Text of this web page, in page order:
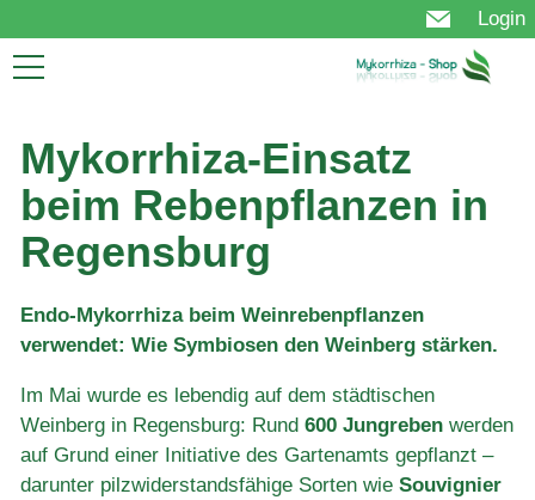
Login
Mykorrhiza
Nutzen
Technologie
Anwendung
FAQ
Über uns
Mykorrhiza-Einsatz
beim Rebenpflanzen in
Regensburg
Endo-Mykorrhiza beim Weinrebenpflanzen
verwendet: Wie Symbiosen den Weinberg stärken.
Im Mai wurde es lebendig auf dem städtischen
Weinberg in Regensburg: Rund 600 Jungreben werden
auf Grund einer Initiative des Gartenamts gepflanzt –
darunter pilzwiderstandsfähige Sorten wie Souvignier